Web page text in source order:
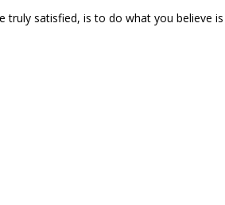
truly satisfied, is to do what you believe